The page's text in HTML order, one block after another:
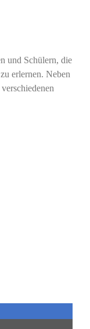
und Schülern, die
erlernen. Neben